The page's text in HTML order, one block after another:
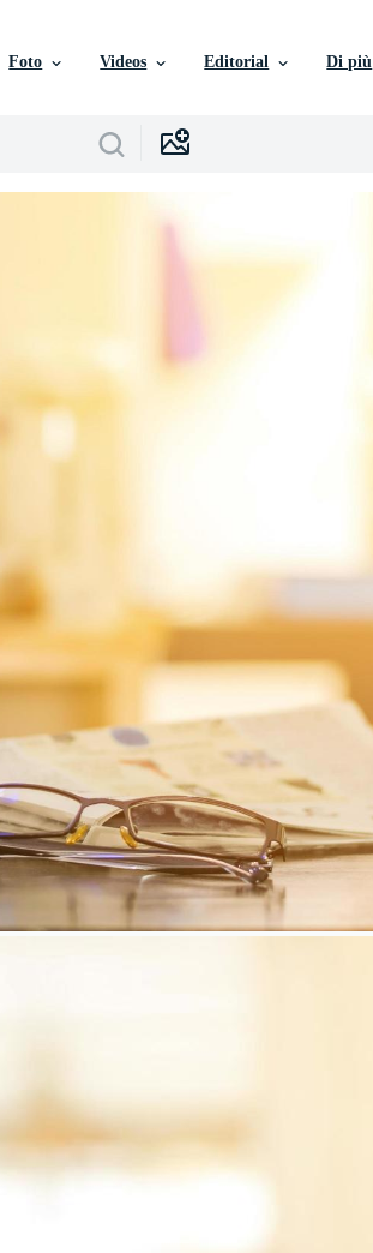
Foto Videos Editorial Di più